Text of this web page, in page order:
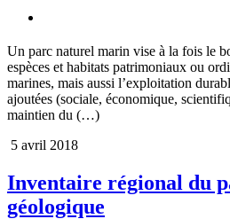
Un parc naturel marin vise à la fois le
espèces et habitats patrimoniaux ou
marines, mais aussi l’exploitation
ajoutées (sociale, économique,
maintien du (…)
5 avril 2018
Inventaire régional du
géologique